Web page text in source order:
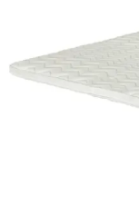
Faconlagner 140x200
Faconlagner 120x200
Faconlagner 90x200
Se flere størrelser
Øvrige lagner